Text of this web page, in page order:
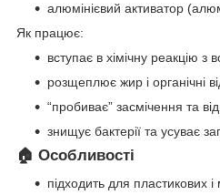
алюмінієвий активатор
Як працює:
вступає в хімічну реакцію з
розщеплює жир і органічні
“пробиває” засмічення та
знищує бактерії та усуває
🏠 Особливості
підходить для пластикових